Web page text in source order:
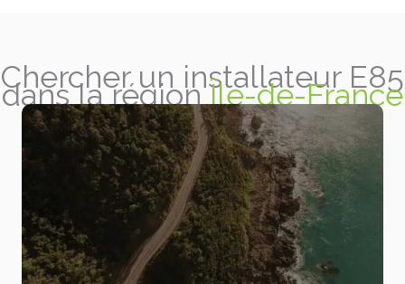
Chercher un installateur E85
dans la régionÎle-de-France